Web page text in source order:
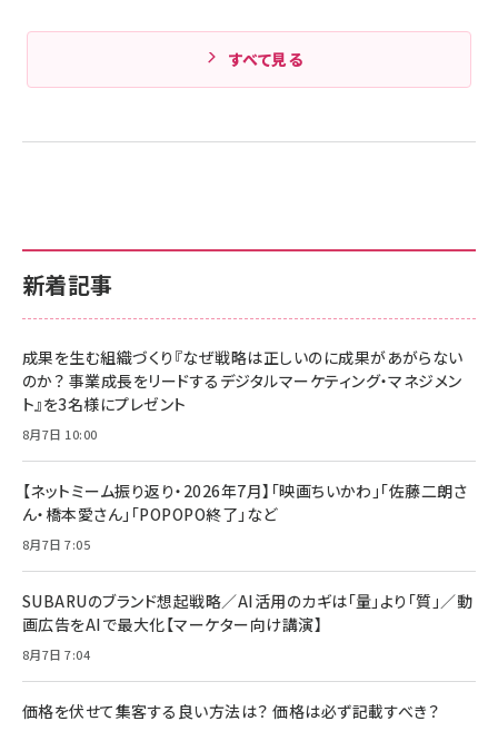
新着記事
成果を生む組織づくり『なぜ戦略は正しいのに成果があがらない
のか？ 事業成長をリードするデジタルマーケティング・マネジメン
ト』を3名様にプレゼント
8月7日 10:00
【ネットミーム振り返り・2026年7月】「映画ちいかわ」「佐藤二朗さ
ん・橋本愛さん」「POPOPO終了」など
8月7日 7:05
SUBARUのブランド想起戦略／AI活用のカギは「量」より「質」／動
画広告をAIで最大化【マーケター向け講演】
8月7日 7:04
価格を伏せて集客する良い方法は？ 価格は必ず記載すべき？
すべて見る